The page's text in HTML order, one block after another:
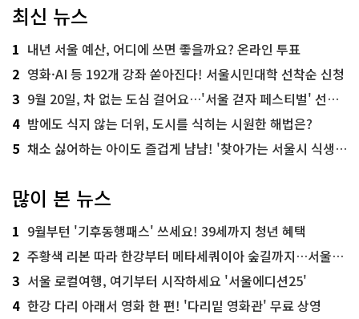
최신 뉴스
1 내년 서울 예산, 어디에 쓰면 좋을까요? 온라인 투표
2 영화·AI 등 192개 강좌 쏟아진다! 서울시민대학 선착순 신청
3 9월 20일, 차 없는 도심 걸어요…'서울 걷자 페스티벌' 선착순 5천명
4 밤에도 식지 않는 더위, 도시를 식히는 시원한 해법은?
5 채소 싫어하는 아이도 즐겁게 냠냠! '찾아가는 서울시 식생활 교육' 현장
많이 본 뉴스
1 9월부턴 '기후동행패스' 쓰세요! 39세까지 청년 혜택
2 주황색 리본 따라 한강부터 메타세쿼이아 숲길까지…서울둘레길 15코스
3 서울 로컬여행, 여기부터 시작하세요 '서울에디션25'
4 한강 다리 아래서 영화 한 편! '다리밑 영화관' 무료 상영